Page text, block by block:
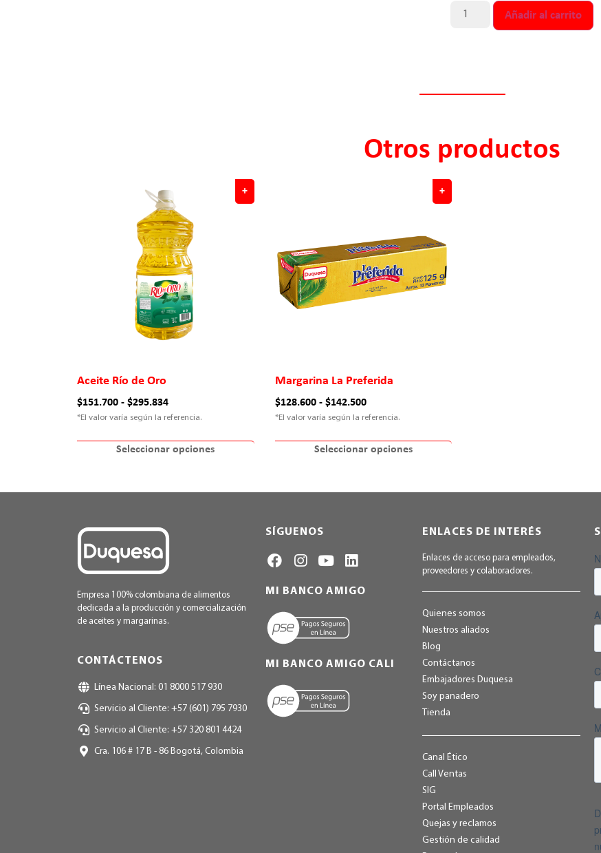
Añadir al carrito
Otros productos
Aceite Río de Oro
$151.700 - $295.834
Seleccionar opciones
Margarina La Preferida
$128.600 - $142.500
Seleccionar opciones
Empresa 100% colombiana de alimentos
dedicada a la producción y comercialización
de aceites y margarinas.
CONTÁCTENOS
Línea Nacional: 01 8000 517 930
Servicio al Cliente: +57 (601) 795 7930
Servicio al Cliente: +57 320 801 4424
Cra. 106 # 17 B - 86 Bogotá, Colombia
SÍGUENOS
MI BANCO AMIGO
MI BANCO AMIGO CALI
ENLACES DE INTERÉS
Enlaces de acceso para empleados,
proveedores y colaboradores.
Quienes somos
Nuestros aliados
Blog
Contáctanos
Embajadores Duquesa
Soy panadero
Tienda
Canal Ético
Call Ventas
SIG
Portal Empleados
Quejas y reclamos
Gestión de calidad